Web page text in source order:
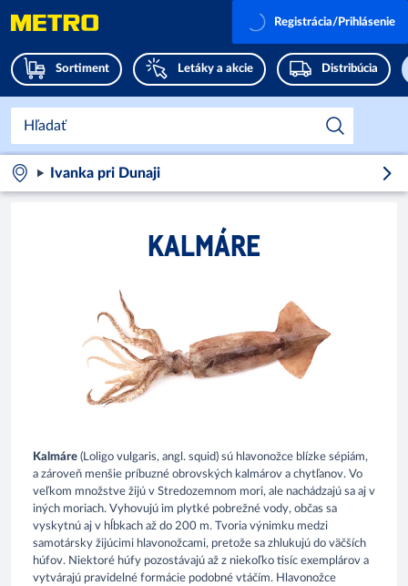
Sortiment Letáky a akcie Distribúcia
Registrácia/Prihlásenie
Ivanka pri Dunaji
KALMÁRE
Kalmáre (Loligo vulgaris, angl. squid) sú hlavonožce blízke sépiám,
a zároveň menšie príbuzné obrovských kalmárov a chytľanov. Vo
veľkom množstve žijú v Stredozemnom mori, ale nachádzajú sa aj v
iných moriach. Vyhovujú im plytké pobrežné vody, občas sa
vyskytnú aj v hĺbkach až do 200 m. Tvoria výnimku medzi
samotársky žijúcimi hlavonožcami, pretože sa zhlukujú do väčších
húfov. Niektoré húfy pozostávajú až z niekoľko tisíc exemplárov a
vytvárajú pravidelné formácie podobné vtáčím. Hlavonožce